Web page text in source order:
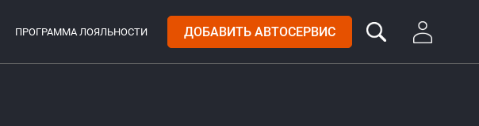
ПРОГРАММА ЛОЯЛЬНОСТИ ДОБАВИТЬ АВТОСЕРВИС